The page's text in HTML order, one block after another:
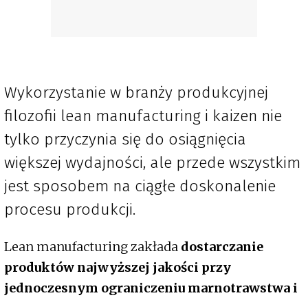
Wykorzystanie w branży produkcyjnej
filozofii lean manufacturing i kaizen nie
tylko przyczynia się do osiągnięcia
większej wydajności, ale przede wszystkim
jest sposobem na ciągłe doskonalenie
procesu produkcji.
Lean manufacturing zakłada dostarczanie
produktów najwyższej jakości przy
jednoczesnym ograniczeniu marnotrawstwa i